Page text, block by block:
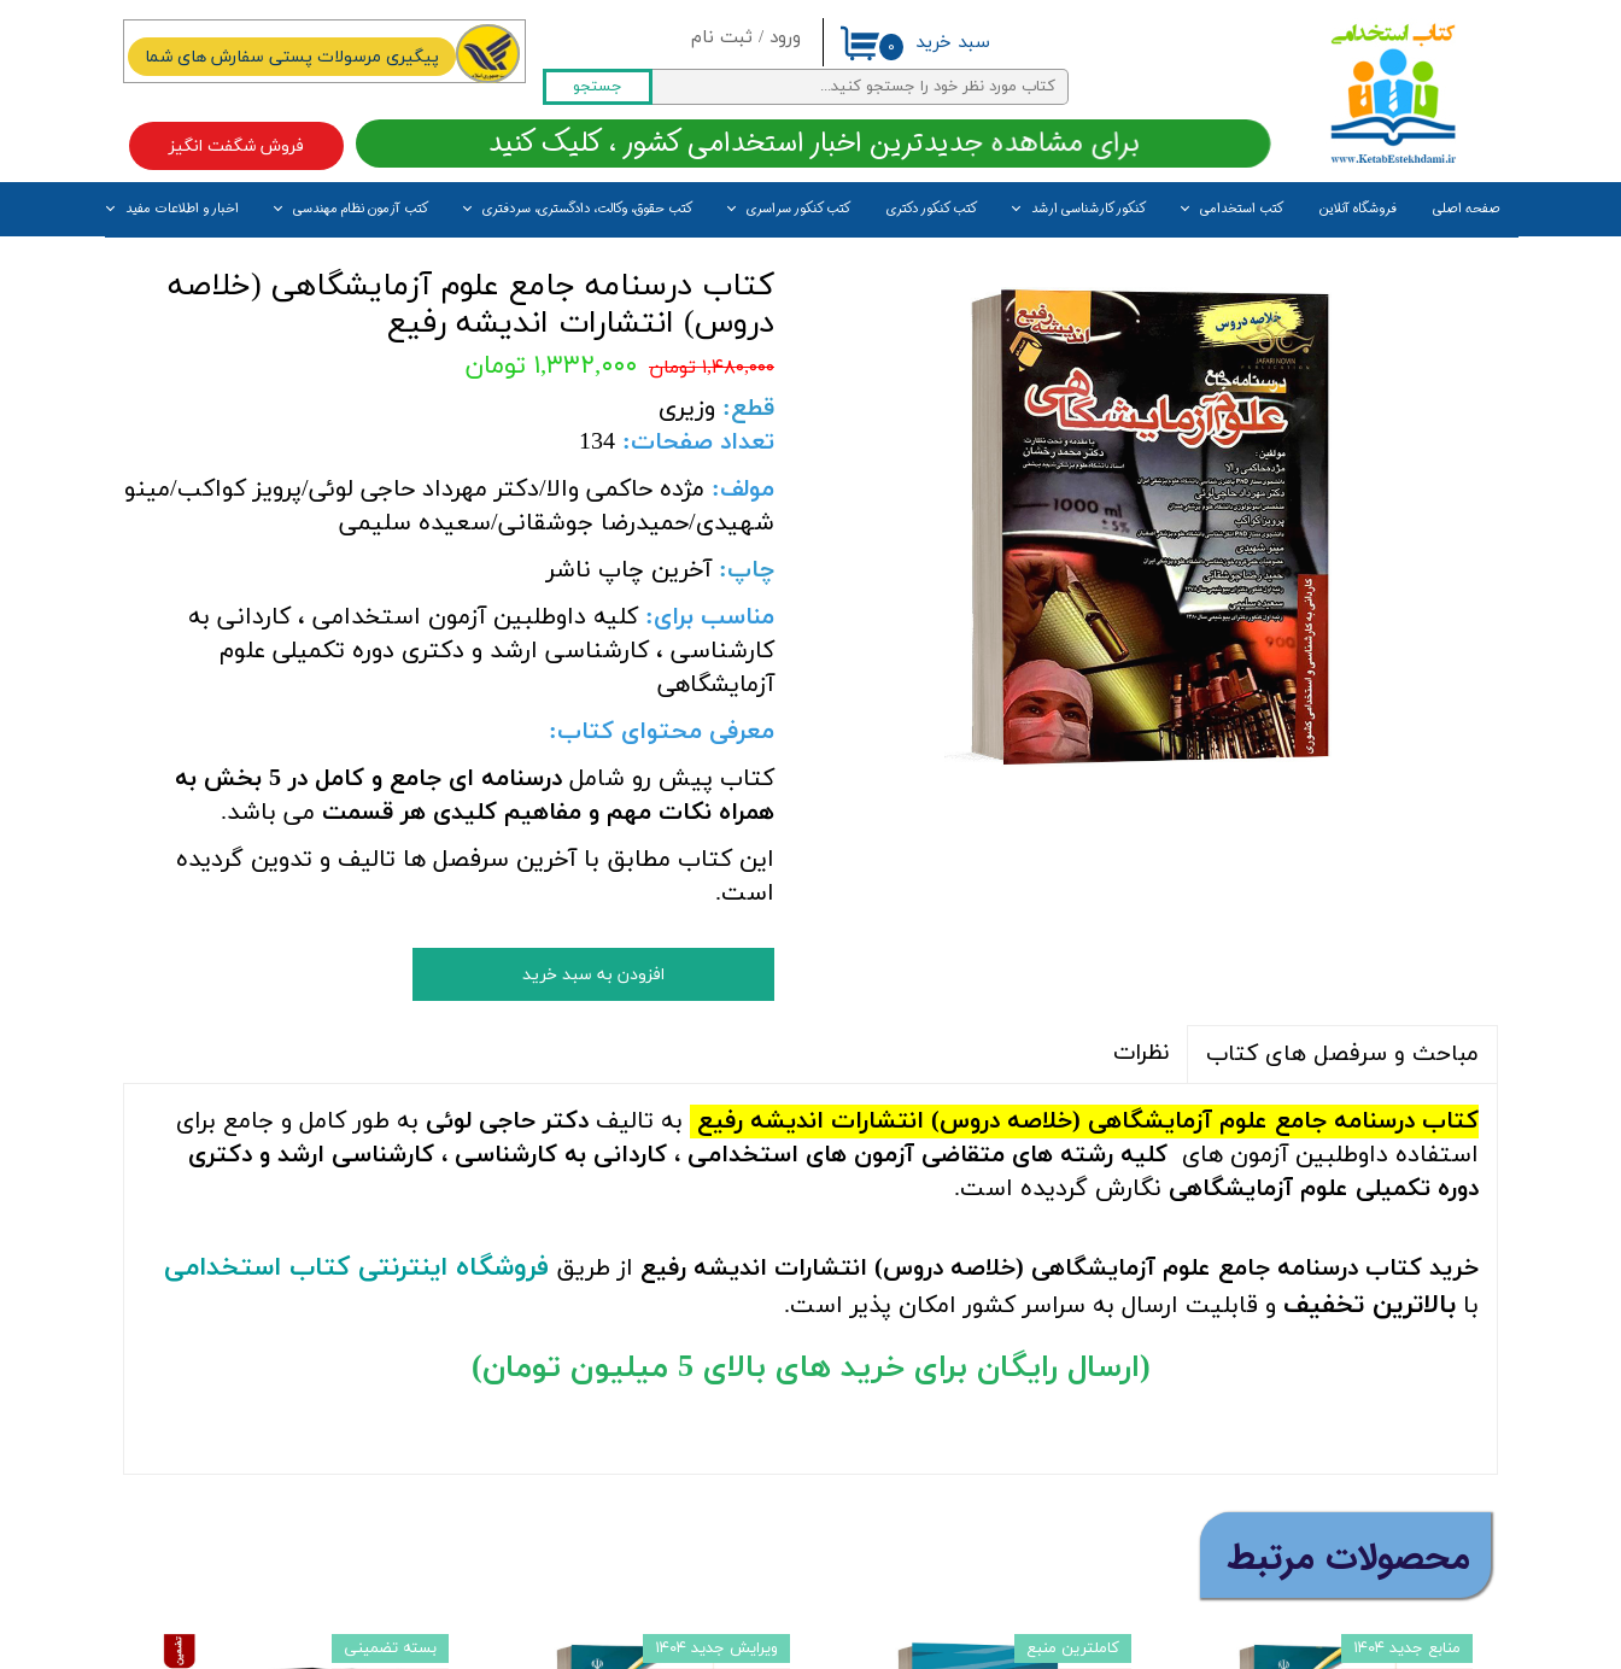
ورود / ثبت نام
حساب کاربری من
تغییر گذر واژه
سفارشات
خروج از حساب کاربری
جستجو
صفحه اصلی فروشگاه آنلاین کتب استخدامی کنکور کارشناسی ارشد کتب کنکور دکتری کتب کنکور سراسری کتب حقوق، وکالت، دادگستری، سردفتری کتب آزمون نظام مهندسی اخبار و اطلاعات مفید
۰ سبد خرید
فروش شگفت انگیز برای مشاهده جدیدترین اخبار استخدامی کشور ، کلیک کنید
پیگیری مرسولات پستی سفارش های شما
کتاب درسنامه جامع علوم آزمایشگاهی (خلاصه
دروس) انتشارات اندیشه رفیع
۱,۴۸۰,۰۰۰ تومان ۱,۳۳۲,۰۰۰ تومان
قطع: وزیری
تعداد صفحات:
134
مولف: مژده حاکمی والا/دکتر مهرداد حاجی لوئی/پرویز کواکب/مینو
شهیدی/حمیدرضا جوشقانی/سعیده سلیمی
چاپ: آخرین چاپ ناشر
مناسب برای: کلیه داوطلبین آزمون استخدامی ، کاردانی به
کارشناسی ، کارشناسی ارشد و دکتری دوره تکمیلی علوم
آزمایشگاهی
معرفی محتوای کتاب:
کتاب پیش رو شامل
درسنامه ای جامع و کامل در 5 بخش به
همراه نکات مهم و مفاهیم کلیدی هر قسمت می باشد.
این کتاب مطابق با آخرین سرفصل ها تالیف و تدوین گردیده
است.
افزودن به سبد خرید
مباحث و سرفصل های کتاب نظرات
کتاب درسنامه جامع علوم آزمایشگاهی (خلاصه دروس) انتشارات اندیشه رفیع به تالیف دکتر حاجی لوئی به طور کامل و جامع برای
استفاده داوطلبین آزمون های کلیه رشته های متقاضی آزمون های استخدامی ، کاردانی به کارشناسی ، کارشناسی ارشد و دکتری
دوره تکمیلی علوم آزمایشگاهی نگارش گردیده است.
خرید کتاب درسنامه جامع علوم آزمایشگاهی (خلاصه دروس) انتشارات اندیشه رفیع از طریق فروشگاه اینترنتی کتاب استخدامی
با بالاترین تخفیف و قابلیت ارسال به سراسر کشور امکان پذیر است.
(ارسال رایگان برای خرید های بالای 5 میلیون تومان)
​محصولات مرتبط
منابع جدید ۱۴۰۴
کاملترین منبع
ویرایش جدید ۱۴۰۴
بسته تضمینی